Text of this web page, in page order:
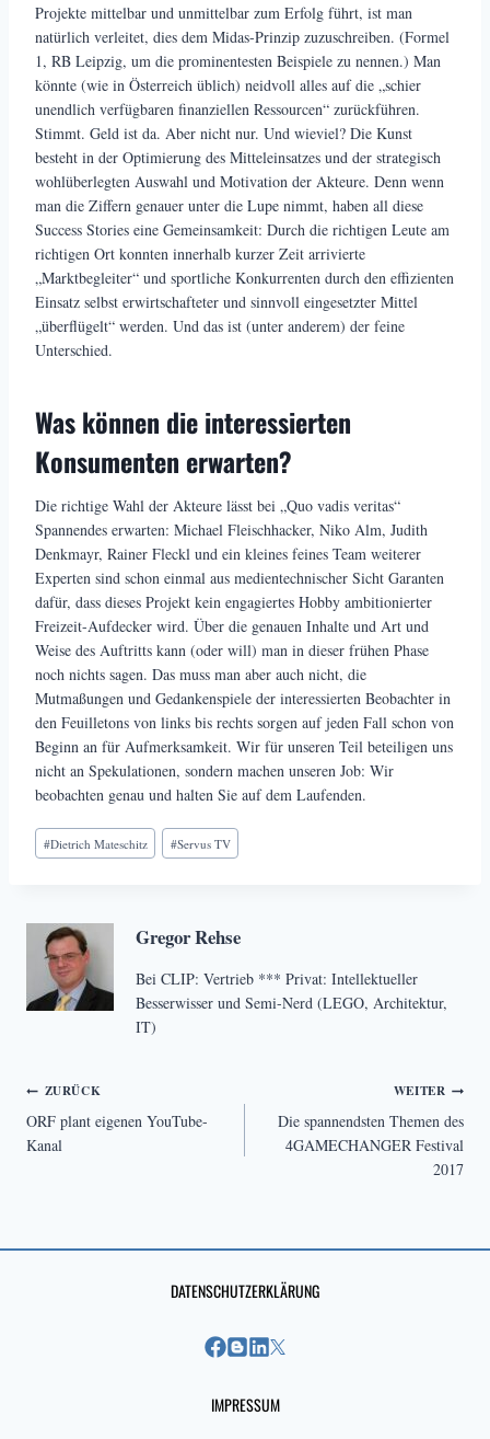
Projekte mittelbar und unmittelbar zum Erfolg führt, ist man
natürlich verleitet, dies dem Midas-Prinzip zuzuschreiben. (Formel
1, RB Leipzig, um die prominentesten Beispiele zu nennen.) Man
könnte (wie in Österreich üblich) neidvoll alles auf die „schier
unendlich verfügbaren finanziellen Ressourcen“ zurückführen.
Stimmt. Geld ist da. Aber nicht nur. Und wieviel? Die Kunst
besteht in der Optimierung des Mitteleinsatzes und der strategisch
wohlüberlegten Auswahl und Motivation der Akteure. Denn wenn
man die Ziffern genauer unter die Lupe nimmt, haben all diese
Success Stories eine Gemeinsamkeit: Durch die richtigen Leute am
richtigen Ort konnten innerhalb kurzer Zeit arrivierte
„Marktbegleiter“ und sportliche Konkurrenten durch den effizienten
Einsatz selbst erwirtschafteter und sinnvoll eingesetzter Mittel
„überflügelt“ werden. Und das ist (unter anderem) der feine
Unterschied.
Was können die interessierten
Konsumenten erwarten?
Die richtige Wahl der Akteure lässt bei „Quo vadis veritas“
Spannendes erwarten: Michael Fleischhacker, Niko Alm, Judith
Denkmayr, Rainer Fleckl und ein kleines feines Team weiterer
Experten sind schon einmal aus medientechnischer Sicht Garanten
dafür, dass dieses Projekt kein engagiertes Hobby ambitionierter
Freizeit-Aufdecker wird. Über die genauen Inhalte und Art und
Weise des Auftritts kann (oder will) man in dieser frühen Phase
noch nichts sagen. Das muss man aber auch nicht, die
Mutmaßungen und Gedankenspiele der interessierten Beobachter in
den Feuilletons von links bis rechts sorgen auf jeden Fall schon von
Beginn an für Aufmerksamkeit. Wir für unseren Teil beteiligen uns
nicht an Spekulationen, sondern machen unseren Job: Wir
beobachten genau und halten Sie auf dem Laufenden.
Schlagworte:
#Dietrich Mateschitz #Servus TV
Gregor Rehse
Bei CLIP: Vertrieb *** Privat: Intellektueller
Besserwisser und Semi-Nerd (LEGO, Architektur,
IT)
Beitragsnavigation
ZURÜCK
ORF plant eigenen YouTube-
Kanal
WEITER
Die spannendsten Themen des
4GAMECHANGER Festival
2017
DATENSCHUTZERKLÄRUNG
IMPRESSUM